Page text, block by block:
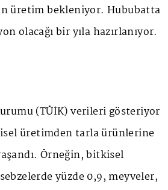
üretim bekleniyor. Hububatta
olacağı bir yıla hazırlanıyor.
(TÜİK) verileri gösteriyor
üretimden tarla ürünlerine
Örneğin, bitkisel
yüzde 0,9, meyveler,